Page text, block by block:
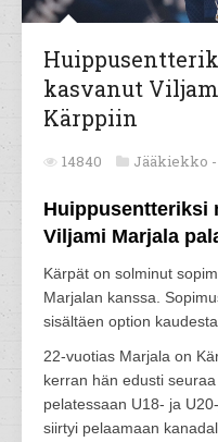
kasvanut
Kärppiin
14840 Jääkiekko -
Huippusentteriksi
Viljami Marjala
Kärpät on solminut
Marjalan kanssa.
sisältäen option
22-vuotias Marjala on
kerran hän edusti
pelatessaan U18- ja
siirtyi pelaamaan